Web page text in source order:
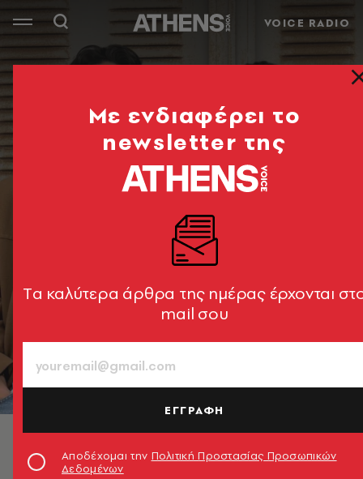
VOICE RADIO
Μαριάνα Κατσιμίχα, Δημήτρης Μπάκουλης ©
Mε ενδιαφέρει το
newsletter της
Tα καλύτερα άρθρα της ημέρας έρχονται
mail σου
ΕΓΓΡΑΦΗ
Αποδέχομαι την Πολιτική Προστασίας Προσωπικών
Δεδομένων